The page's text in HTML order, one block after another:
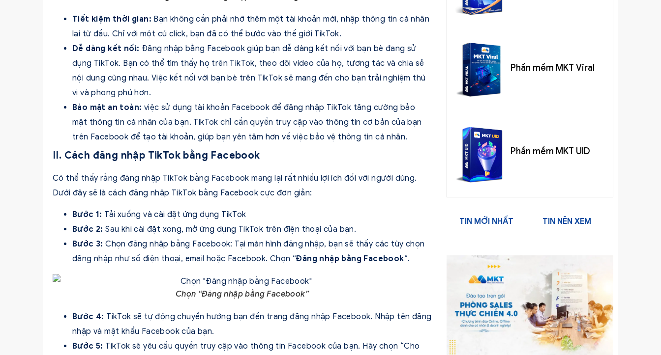
Tiết kiệm thời gian: Bạn không cần phải nhớ thêm một tài khoản mới, nhập thông tin cá nhân
lại từ đầu. Chỉ với một cú click, bạn đã có thể bước vào thế giới TikTok.
Dễ dàng kết nối: Đăng nhập bằng Facebook giúp bạn dễ dàng kết nối với bạn bè đang sử
dụng TikTok. Bạn có thể tìm thấy họ trên TikTok, theo dõi video của họ, tương tác và chia sẻ
nội dung cùng nhau. Việc kết nối với bạn bè trên TikTok sẽ mang đến cho bạn trải nghiệm thú
vị và phong phú hơn.
Bảo mật an toàn: việc sử dụng tài khoản Facebook để đăng nhập TikTok tăng cường bảo
mật thông tin cá nhân của bạn. TikTok chỉ cần quyền truy cập vào thông tin cơ bản của bạn
trên Facebook để tạo tài khoản, giúp bạn yên tâm hơn về việc bảo vệ thông tin cá nhân.
II. Cách đăng nhập TikTok bằng Facebook
Có thể thấy rằng đăng nhập TikTok bằng Facebook mang lại rất nhiều lợi ích đối với người dùng.
Dưới đây sẽ là cách đăng nhập TikTok bằng Facebook cực đơn giản:
Bước 1: Tải xuống và cài đặt ứng dụng TikTok
Bước 2: Sau khi cài đặt xong, mở ứng dụng TikTok trên điện thoại của bạn.
Bước 3: Chọn đăng nhập bằng Facebook: Tại màn hình đăng nhập, bạn sẽ thấy các tùy chọn
đăng nhập như số điện thoại, email hoặc Facebook. Chọn “Đăng nhập bằng Facebook“.
Chọn “Đăng nhập bằng Facebook”
Bước 4: TikTok sẽ tự động chuyển hướng bạn đến trang đăng nhập Facebook. Nhập tên đăng
nhập và mật khẩu Facebook của bạn.
Bước 5: TikTok sẽ yêu cầu quyền truy cập vào thông tin Facebook của bạn. Hãy chọn “Cho
Phần mềm MKT Viral
Phần mềm MKT UID
TIN MỚI NHẤT TIN NÊN XEM